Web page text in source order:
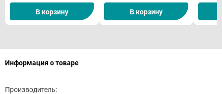
В корзину В корзину
Информация о товаре
Производитель: